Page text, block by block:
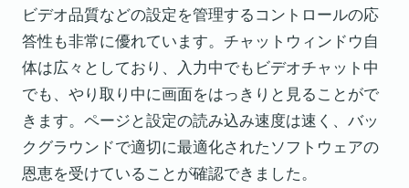
ビデオ品質などの設定を管理するコントロールの応
答性も非常に優れています。チャットウィンドウ自
体は広々としており、入力中でもビデオチャット中
でも、やり取り中に画面をはっきりと見ることがで
きます。ページと設定の読み込み速度は速く、バッ
クグラウンドで適切に最適化されたソフトウェアの
恩恵を受けていることが確認できました。